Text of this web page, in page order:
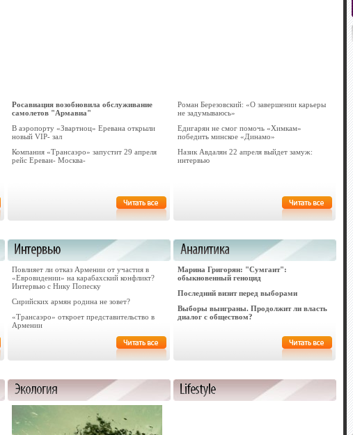
Росавиация возобновила обслуживание
самолетов "Армавиа"
В аэропорту «Звартноц» Еревана открыли
новый VIP- зал
Компания «Трансаэро» запустит 29 апреля
рейс Ереван- Москва-
Роман Березовский: «О завершении карьеры
не задумываюсь»
Едигарян не смог помочь «Химкам»
победить минское «Динамо»
Назик Авдалян 22 апреля выйдет замуж:
интервью
Повлияет ли отказ Армении от участия в
«Евровидении» на карабахский конфликт?
Интервью с Нику Попеску
Сирийских армян родина не зовет?
«Трансаэро» откроет представительство в
Армении
Марина Григорян: "Сумгаит":
обыкновенный геноцид
Последний визит перед выборами
Выборы выиграны. Продолжит ли власть
диалог с обществом?